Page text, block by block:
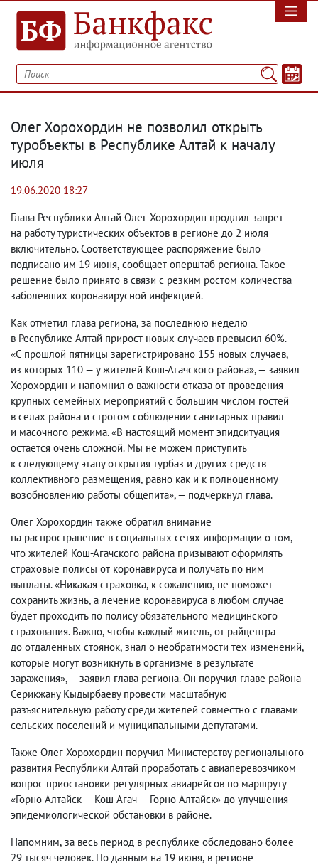
Олег Хорохордин не позволил открыть
туробъекты в Республике Алтай к началу
июля
19.06.2020 18:27
Глава Республики Алтай Олег Хорохордин продлил запрет
на работу туристических объектов в регионе до 2 июля
включительно. Соответствующее распоряжение было
подписано им 19 июня, сообщает оперштаб региона. Такое
решение было принято в связи с резким ростом количества
заболевших коронавирусной инфекцией.
Как отметил глава региона, за последнюю неделю
в Республике Алтай прирост новых случаев превысил 60%.
«С прошлой пятницы зарегистрировано 155 новых случаев,
из которых 110 — у жителей Кош-Агачского района», — заявил
Хорохордин и напомнил о важности отказа от проведения
крупных семейных мероприятий с большим числом гостей
в селах района и строгом соблюдении санитарных правил
и масочного режима. «В настоящий момент эпидситуация
остается очень сложной. Мы не можем приступить
к следующему этапу открытия турбаз и других средств
коллективного размещения, равно как и к полноценному
возобновлению работы общепита», — подчеркнул глава.
Олег Хорохордин также обратил внимание
на распространение в социальных сетях информации о том,
что жителей Кош-Агачского района призывают оформлять
страховые полисы от коронавируса и получать по ним
выплаты. «Никакая страховка, к сожалению, не поможет
сохранить жизнь, а лечение коронавируса в любом случае
будет проходить по полису обязательного медицинского
страхования. Важно, чтобы каждый житель, от райцентра
до отдаленных стоянок, знал о необратимости тех изменений,
которые могут возникнуть в организме в результате
заражения», — заявил глава региона. Он поручил главе района
Серикжану Кыдырбаеву провести масштабную
разъяснительную работу среди жителей совместно с главами
сельских поселений и муниципальными депутатами.
Также Олег Хорохордин поручил Министерству регионального
развития Республики Алтай проработать с авиаперевозчиком
вопрос приостановки регулярных авиарейсов по маршруту
«Горно-Алтайск — Кош-Агач — Горно-Алтайск» до улучшения
эпидемиологической обстановки в районе.
Напомним, за весь период в республике обследовано более
29 тысяч человек. По данным на 19 июня, в регионе